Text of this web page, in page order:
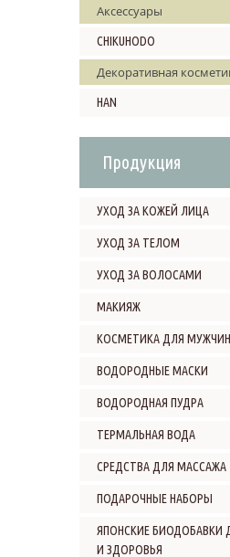
Аксессуары
CHIKUHODO
Декоративная
HAN
Продукция
УХОД ЗА КОЖЕЙ ЛИЦА
УХОД ЗА ТЕЛОМ
УХОД ЗА ВОЛОСАМИ
МАКИЯЖ
КОСМЕТИКА ДЛЯ МУЖЧИН
ВОДОРОДНЫЕ МАСКИ
ВОДОРОДНАЯ ПУДРА
ТЕРМАЛЬНАЯ ВОДА
СРЕДСТВА ДЛЯ МАССАЖА
ПОДАРОЧНЫЕ НАБОРЫ
ЯПОНСКИЕ БИОДОБАВКИ
И ЗДОРОВЬЯ